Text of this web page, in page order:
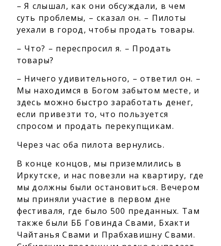
– Я слышал, как они обсуждали, в чем
суть проблемы, – сказал он. – Пилоты
уехали в город, чтобы продать товары.
– Что? – переспросил я. – Продать
товары?
– Ничего удивительного, – ответил он. –
Мы находимся в Богом забытом месте, и
здесь можно быстро заработать денег,
если привезти то, что пользуется
спросом и продать перекупщикам.
Через час оба пилота вернулись.
В конце концов, мы приземлились в
Иркутске, и нас повезли на квартиру, где
мы должны были остановиться. Вечером
мы приняли участие в первом дне
фестиваля, где было 500 преданных. Там
также были ББ Говинда Свами, Бхакти
Чайтанья Свами и Прабхавишну Свами.